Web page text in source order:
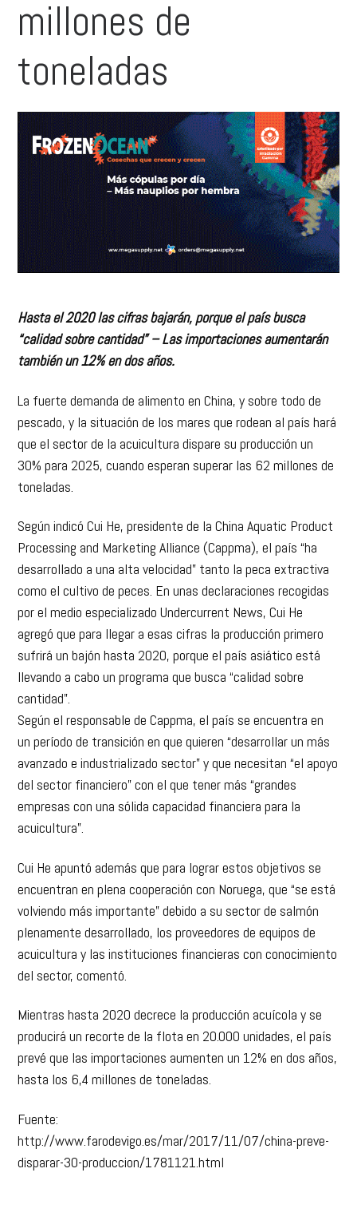
millones de
toneladas
Hasta el 2020 las cifras bajarán, porque el país busca
“calidad sobre cantidad” – Las importaciones aumentarán
también un 12% en dos años.
La fuerte demanda de alimento en China, y sobre todo de
pescado, y la situación de los mares que rodean al país hará
que el sector de la acuicultura dispare su producción un
30% para 2025, cuando esperan superar las 62 millones de
toneladas.
Según indicó Cui He, presidente de la China Aquatic Product
Processing and Marketing Alliance (Cappma), el país “ha
desarrollado a una alta velocidad” tanto la peca extractiva
como el cultivo de peces. En unas declaraciones recogidas
por el medio especializado Undercurrent News, Cui He
agregó que para llegar a esas cifras la producción primero
sufrirá un bajón hasta 2020, porque el país asiático está
llevando a cabo un programa que busca “calidad sobre
cantidad”.
Según el responsable de Cappma, el país se encuentra en
un período de transición en que quieren “desarrollar un más
avanzado e industrializado sector” y que necesitan “el apoyo
del sector financiero” con el que tener más “grandes
empresas con una sólida capacidad financiera para la
acuicultura”.
Cui He apuntó además que para lograr estos objetivos se
encuentran en plena cooperación con Noruega, que “se está
volviendo más importante” debido a su sector de salmón
plenamente desarrollado, los proveedores de equipos de
acuicultura y las instituciones financieras con conocimiento
del sector, comentó.
Mientras hasta 2020 decrece la producción acuícola y se
producirá un recorte de la flota en 20.000 unidades, el país
prevé que las importaciones aumenten un 12% en dos años,
hasta los 6,4 millones de toneladas.
Fuente:
http://www.farodevigo.es/mar/2017/11/07/china-preve-
disparar-30-produccion/1781121.html